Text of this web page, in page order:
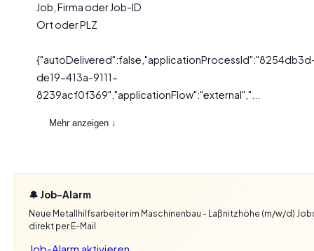
Job, Firma oder Job-ID
Ort oder PLZ
de19-413a-9111-
8239acf0f369","applicationFlow":"external","...
Mehr anzeigen ↓
🔔 Job-Alarm
Neue Metallhilfsarbeiter im Maschinenbau - Laßnitzhöhe (m/w/d)
direkt per E-Mail